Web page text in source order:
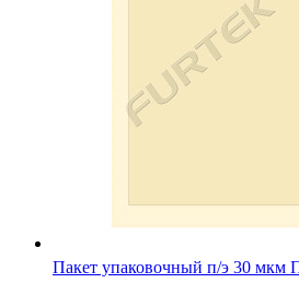
Пакет упаковочный п/э 30